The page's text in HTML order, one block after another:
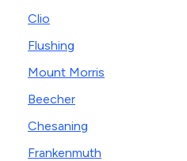
Clio
Flushing
Mount Morris
Beecher
Chesaning
Frankenmuth